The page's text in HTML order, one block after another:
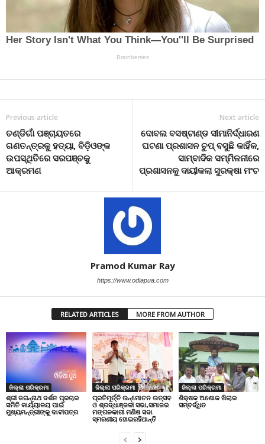
Previous article
ଚଣ୍ଡିଗାଁ ପଞ୍ଚାୟତରେ
ଗଣତନ୍ତ୍ରକୁ ହତ୍ୟା, ବିଡ଼ିଓଙ୍କ
ଉପସ୍ଥିତିରେ ସରପଞ୍ଚକୁ
ଆକ୍ରମଣ
Next article
ଦୋବଲ ବସଷ୍ଟାଣ୍ଡ ସୀମାନିର୍ଦ୍ଧାରଣ
ଘଟଣା ପ୍ରଶାସନ ଚୁପ୍ ବସୁଛି କାହିଁକ,
ସାମ୍ବାଦିକ ସମ୍ମିଳନୀରେ
ପ୍ରଶାସନକୁ ଦାୟୀକଲା ସୁରକ୍ଷା ମଂଚ
Pramod Kumar Ray
https://www.odiapua.com
RELATED ARTICLES MORE FROM AUTHOR
ଜିଲ୍ଲା ପରିକ୍ରମା
ଶ୍ରୀ ଜଗନ୍ନାଥ ଦର୍ଶନ ପ୍ରଚାର
ସମିତି କାର୍ଯ୍ୟାଳୟ ପାଇଁ
ମୁଖ୍ୟମନ୍ତ୍ରୀଙ୍କୁ ଦାବୀପତ୍ର
ଜିଲ୍ଲା ପରିକ୍ରମା
ପ୍ରତିମୂର୍ତ୍ତି ଉନ୍ମୋଚନ ଉତ୍ସବ
ଓ ଶ୍ରଦ୍ଧାଞ୍ଜଳୀ ସଭା,ସମାଜର
ମଙ୍ଗଳକାରୀ ମଣିଷ ସଦା
ସ୍ମରଣୀୟ ହୋଇରହିଥାନ୍ତି
ଜିଲ୍ଲା ପରିକ୍ରମା
ଶିକ୍ଷକ ଅଶୋକ ଖିଲାର
ସମ୍ବର୍ଦ୍ଧିତ